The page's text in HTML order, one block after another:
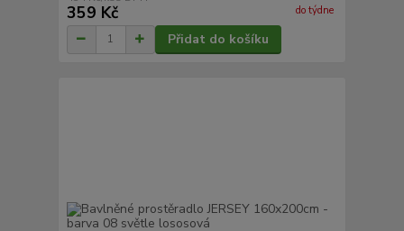
359 Kč do týdne
Přidat do košíku